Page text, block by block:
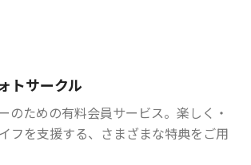
トサークル
のための有料会員サービス。楽しく・
フを支援する、さまざまな特典をご用